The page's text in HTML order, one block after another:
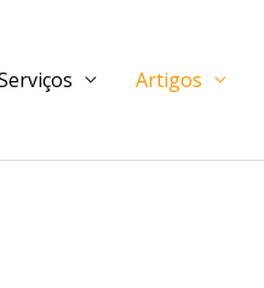
Artigos